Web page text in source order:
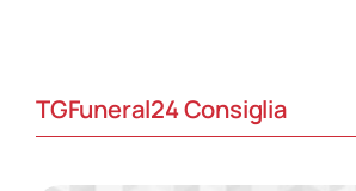
TGFuneral24 Consiglia